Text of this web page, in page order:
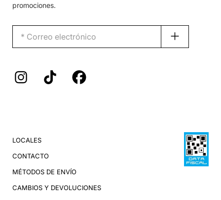
promociones.
LOCALES
CONTACTO
MÉTODOS DE ENVÍO
CAMBIOS Y DEVOLUCIONES